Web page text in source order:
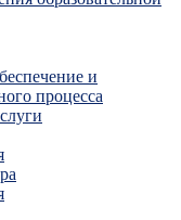
и
процесса